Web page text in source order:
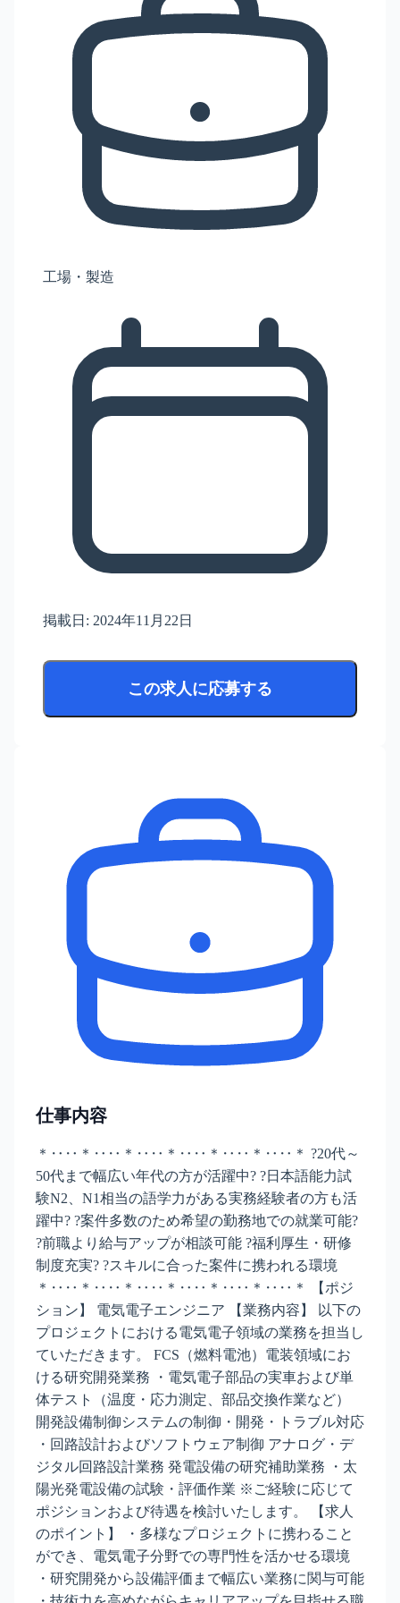
工場・製造
掲載日: 2024年11月22日
この求人に応募する
仕事内容
＊‥‥＊‥‥＊‥‥＊‥‥＊‥‥＊‥‥＊ ?20代～
50代まで幅広い年代の方が活躍中? ?日本語能力試
験N2、N1相当の語学力がある実務経験者の方も活
躍中? ?案件多数のため希望の勤務地での就業可能?
?前職より給与アップが相談可能 ?福利厚生・研修
制度充実? ?スキルに合った案件に携われる環境
＊‥‥＊‥‥＊‥‥＊‥‥＊‥‥＊‥‥＊ 【ポジ
ション】 電気電子エンジニア 【業務内容】 以下の
プロジェクトにおける電気電子領域の業務を担当し
ていただきます。 FCS（燃料電池）電装領域にお
ける研究開発業務 ・電気電子部品の実車および単
体テスト（温度・応力測定、部品交換作業など）
開発設備制御システムの制御・開発・トラブル対応
・回路設計およびソフトウェア制御 アナログ・デ
ジタル回路設計業務 発電設備の研究補助業務 ・太
陽光発電設備の試験・評価作業 ※ご経験に応じて
ポジションおよび待遇を検討いたします。 【求人
のポイント】 ・多様なプロジェクトに携わること
ができ、電気電子分野での専門性を活かせる環境
・研究開発から設備評価まで幅広い業務に関与可能